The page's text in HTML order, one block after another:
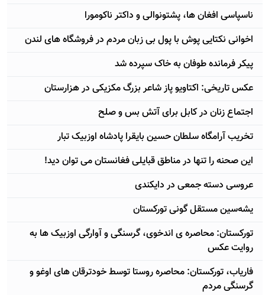
ناسپاسی افغان ها، پشتونوالی و داکتر ناکومورا
اخوانی نکتایی پوش با پول بی زبان مردم در فروشگاه های لندن
پیکر فرمانده طوفان به خاک سپرده شد
عکس تاریخی: اکتاویو پاز شاعر بزرگ مکزیکی در هزارستان
اجتماع زنان در کابل برای آتش بس و صلح
تخریب آرامگاه سلطان حسین بایقرا پادشاه اوزبیک تبار
این صحنه را تنها در مناطق قبایلی فغانستان می توان دید!
عروسی دسته جمعی در دایکندی
یشەسین مستقل گونی تورکستان
تورکستان: محاصره ی اندخوی، گرسنگی و آوارگی اوزبیک ها به
روایت عکس
فاریاب، تورکستان: محاصره روستا توسط خودترقان های اوغو و
گرسنگی مردم